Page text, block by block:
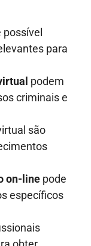
possível
para
podem
criminais e
são
on-line pode
específicos